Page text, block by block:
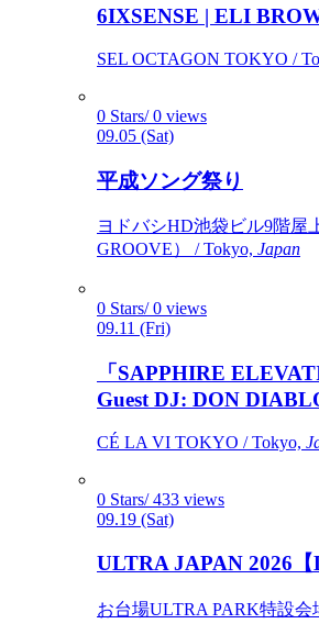
6IXSENSE | ELI
SEL OCTAGON TOKYO /
0 Stars/ 0 views
09.05 (Sat)
平成ソング祭り
ヨドバシHD池袋ビル9階屋
GROOVE） / Tokyo, Japan
0 Stars/ 0 views
09.11 (Fri)
「SAPPHIRE
Guest DJ: DON
CÉ LA VI TOKYO / Tokyo,
0 Stars/ 433 views
09.19 (Sat)
ULTRA JAPAN 2026【
お台場ULTRA PARK特設会